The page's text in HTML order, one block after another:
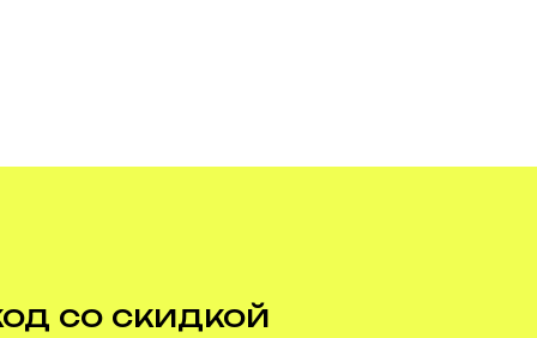
со скидкой